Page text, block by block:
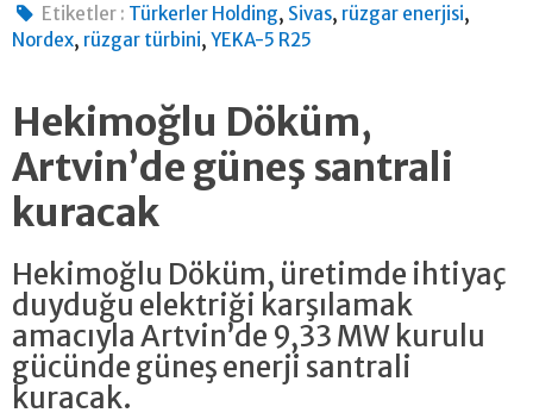
Etiketler : Türkerler Holding, Sivas, rüzgar enerjisi,
Nordex, rüzgar türbini, YEKA-5 R25
Hekimoğlu Döküm,
Artvin’de güneş santrali
kuracak
Hekimoğlu Döküm, üretimde ihtiyaç
duyduğu elektriği karşılamak
amacıyla Artvin’de 9,33 MW kurulu
gücünde güneş enerji santrali
kuracak.